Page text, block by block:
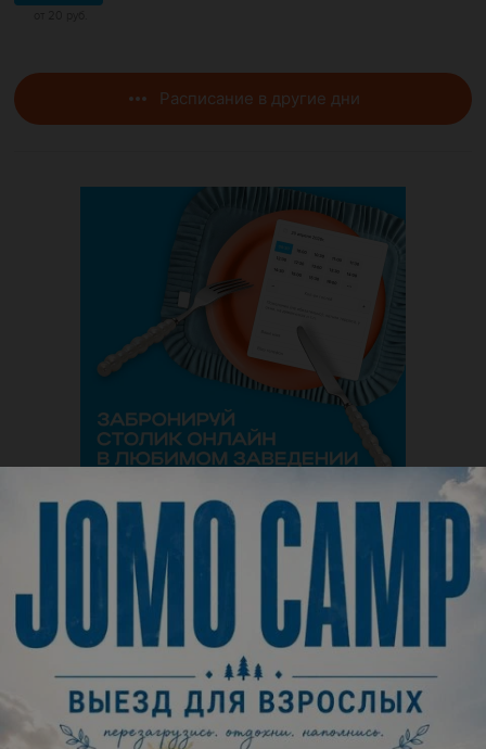
Расписание в другие дни
Описание
«Темная Материя»
Разгадка тайны темной материи приведет нас к
пониманию загадочных процессов, происходящих в
жизни Вселенной на протяжении миллиардов лет. На их
фоне вся человеческая жизнь — лишь мгновение, но в
это мгновение мы имеем шанс раскрыть эти секреты с
помощью науки.